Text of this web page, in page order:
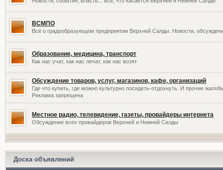
ВСМПО
Всё о градообразующем предприятии Верхней Салды. Новости,
Образование, медицина, транспорт
Как нас учат, как нас лечат, как нас возят
Обсуждение товаров, услуг, магазинов, кафе, организаций
Где что купить, где можно культурно посидеть-отдохнуть. И прочие
Реклама запрещена
Местное радио, телевидение, газеты, провайдеры интернета
Обсуждение всех провайдеров Верхней и Нижней Салды
Доска объявлений